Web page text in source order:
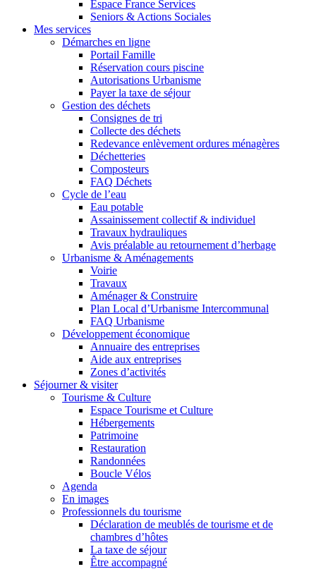
Espace France Services
Seniors & Actions Sociales
Mes services
Démarches en ligne
Portail Famille
Réservation cours piscine
Autorisations Urbanisme
Payer la taxe de séjour
Gestion des déchets
Consignes de tri
Collecte des déchets
Redevance enlèvement ordures ménagères
Déchetteries
Composteurs
FAQ Déchets
Cycle de l’eau
Eau potable
Assainissement collectif & individuel
Travaux hydrauliques
Avis préalable au retournement d’herbage
Urbanisme & Aménagements
Voirie
Travaux
Aménager & Construire
Plan Local d’Urbanisme Intercommunal
FAQ Urbanisme
Développement économique
Annuaire des entreprises
Aide aux entreprises
Zones d’activités
Séjourner & visiter
Tourisme & Culture
Espace Tourisme et Culture
Hébergements
Patrimoine
Restauration
Randonnées
Boucle Vélos
Agenda
En images
Professionnels du tourisme
Déclaration de meublés de tourisme et de
chambres d’hôtes
La taxe de séjour
Être accompagné